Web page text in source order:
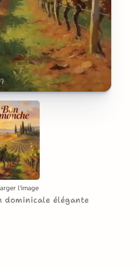
l'image
dominicale élégante